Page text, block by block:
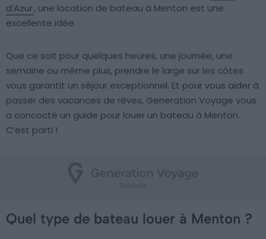
d’Azur, une location de bateau à Menton est une
excellente idée.
Que ce soit pour quelques heures, une journée, une
semaine ou même plus, prendre le large sur les côtes
vous garantit un séjour exceptionnel. Et pour vous aider à
passer des vacances de rêves, Generation Voyage vous
a concocté un guide pour louer un bateau à Menton.
C’est parti !
Quel type de bateau louer à Menton ?